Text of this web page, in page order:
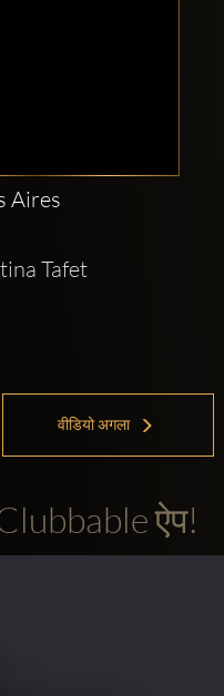
Aires
Tafet
वीडियो अगला
ऐप!